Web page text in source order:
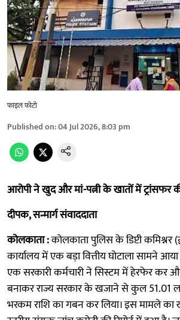
फाइल फोटो
Published on:04 Jul 2026, 8:03 pm
आरोपी ने खुद और मां-पत्नी के खातों में ट्रांसफर
दीपक, सन्मार्ग संवाददाता
कोलकाता :कोलकाता पुलिस के डिप्टी कमिश्नर
कार्यालय में एक बड़ा वित्तीय घोटाला सामने
एक सरकारी कर्मचारी ने सिस्टम में हेरफेर कर
बनाकर राज्य सरकार के खजाने से कुल 51.01
भरकम राशि का गबन कर लिया। इस मामले